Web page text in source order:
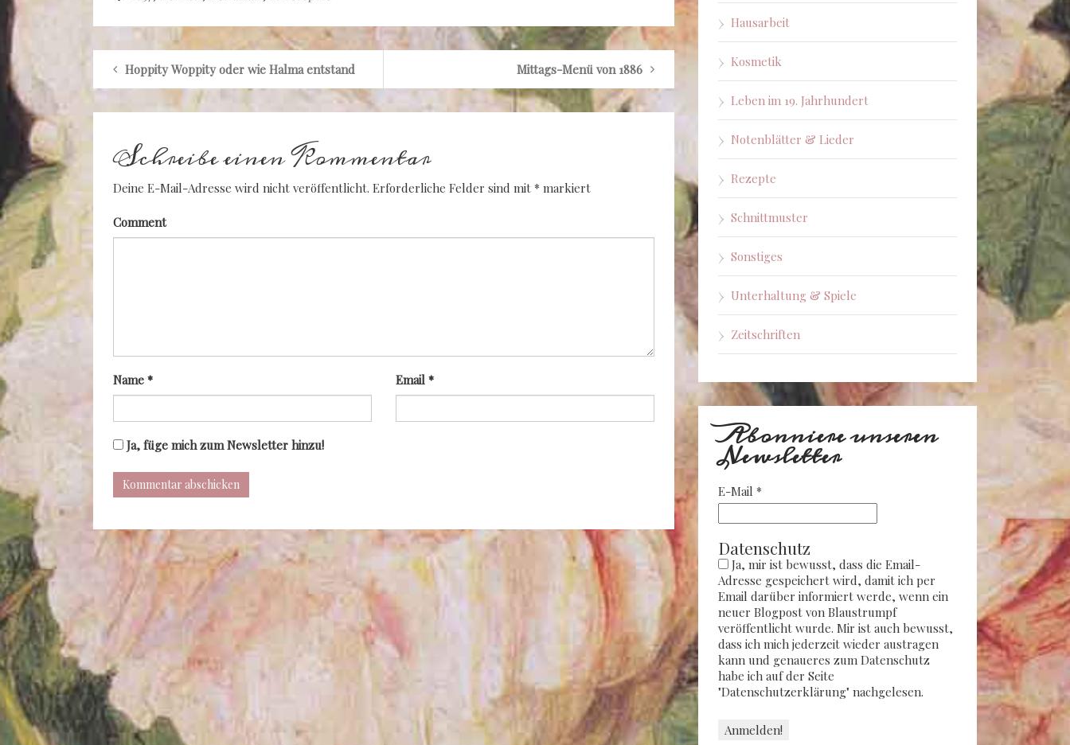
Hoppity Woppity oder wie Halma entstand Mittags-Menü von 1886
Schreibe einen Kommentar
Deine E-Mail-Adresse wird nicht veröffentlicht. Erforderliche Felder sind mit * markiert
Comment
Name * Email *
Ja, füge mich zum Newsletter hinzu!
Hausarbeit
Kosmetik
Leben im 19. Jahrhundert
Notenblätter & Lieder
Rezepte
Schnittmuster
Sonstiges
Unterhaltung & Spiele
Zeitschriften
Abonniere unseren
Newsletter
E-Mail *
Datenschutz
Ja, mir ist bewusst, dass die Email-
Adresse gespeichert wird, damit ich per
Email darüber informiert werde, wenn ein
neuer Blogpost von Blaustrumpf
veröffentlicht wurde. Mir ist auch bewusst,
dass ich mich jederzeit wieder austragen
kann und genaueres zum Datenschutz
habe ich auf der Seite
"Datenschutzerklärung" nachgelesen.